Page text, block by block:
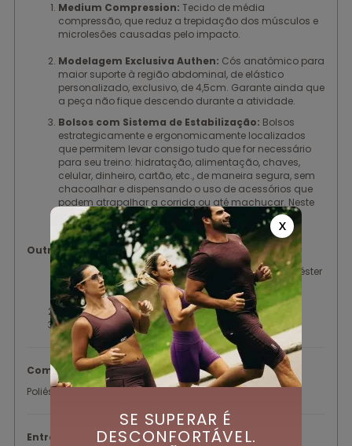
Medium Compression: Tecido de média
compressão, que reduz a trepidação dos músculos e
microlesões causadas pelo impacto.
Modelagem Exclusiva Authen: Cós anatômico para
maior suporte à região abdominal, de elástico
personalizado, exclusivo, de 4,5cm. Garante ainda que
a peça não fique descendo durante a atividade.
Bolsos com Sistema de Estabilização: Bolsos
estrategicamente e ergonomicamente localizados
que permitem levar consigo tudo que for necessário
para seu treino: hidratação, alimentação, chaves,
celular, dinheiro, cartão, etc., de maneira segura, sem
chacoalhar e dispensando o uso de acessórios que
podem atrapalhar a corrida ou até machucar. Neste
produto contamos com 2 bolsos laterais.
Outros benefícios:
Tecido sustentável | Garrafas PET são base do Poliéster
Reciclado, uma matéria-prima sustentável. Além
disso, ele também é reciclável;
Zero transparência;
Proteção Solar FPU 50+.
Composição:
Poliéster/ Elastano
Entrepernas:
X
SE SUPERAR É
DESCONFORTÁVEL.